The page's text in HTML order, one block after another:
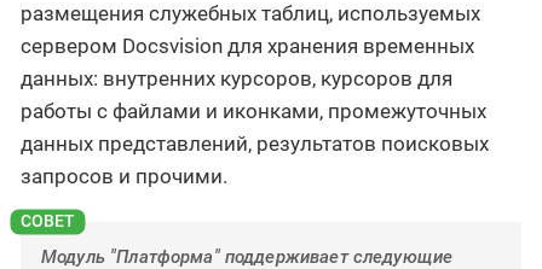
размещения служебных таблиц, используемых
сервером Docsvision для хранения временных
данных: внутренних курсоров, курсоров для
работы с файлами и иконками, промежуточных
данных представлений, результатов поисковых
запросов и прочими.
Модуль "Платформа" поддерживает следующие